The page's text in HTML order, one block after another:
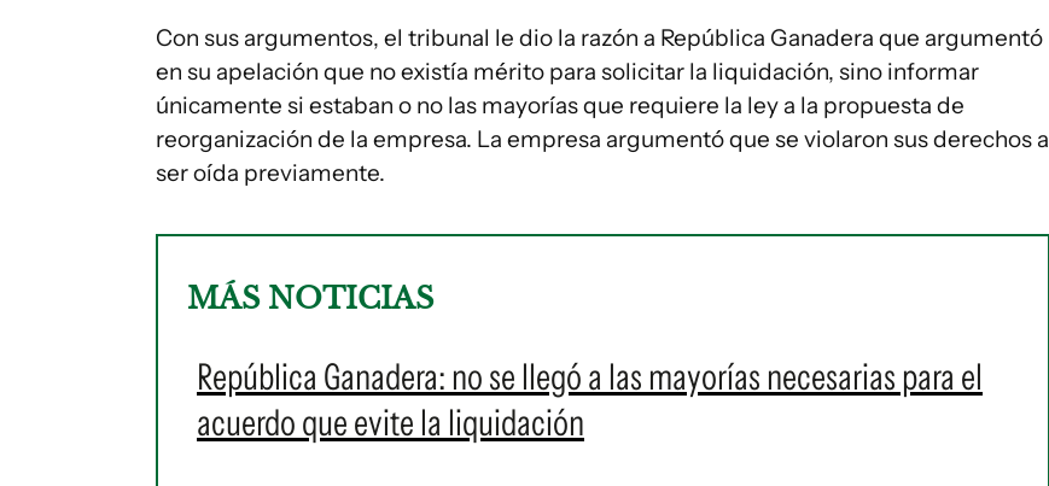
Con sus argumentos, el tribunal le dio la razón a República Ganadera que argumentó
en su apelación que no existía mérito para solicitar la liquidación, sino informar
únicamente si estaban o no las mayorías que requiere la ley a la propuesta de
reorganización de la empresa. La empresa argumentó que se violaron sus derechos a
ser oída previamente.
MÁS NOTICIAS
República Ganadera: no se llegó a las mayorías necesarias para el
acuerdo que evite la liquidación